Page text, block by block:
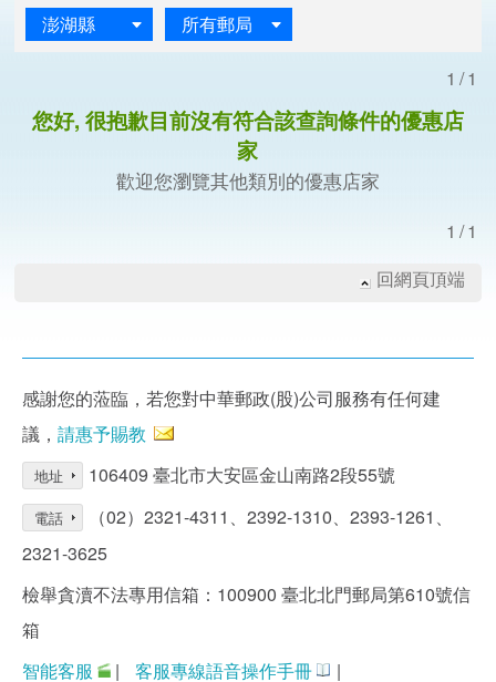
澎湖縣 所有郵局
1/1
您好, 很抱歉目前沒有符合該查詢條件的優惠店
家
歡迎您瀏覽其他類別的優惠店家
1/1
回網頁頂端
感謝您的蒞臨，若您對中華郵政(股)公司服務有任何建
議， 請惠予賜教
地址 106409 臺北市大安區金山南路2段55號
電話
（02）2321-4311、2392-1310、2393-1261、
2321-3625
檢舉貪瀆不法專用信箱：100900 臺北北門郵局第610號信
箱
智能客服
| 客服專線語音操作手冊 |